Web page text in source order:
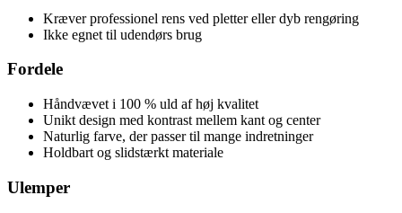
Kræver professionel rens ved pletter eller dyb rengøring
Ikke egnet til udendørs brug
Fordele
Håndvævet i 100 % uld af høj kvalitet
Unikt design med kontrast mellem kant og center
Naturlig farve, der passer til mange indretninger
Holdbart og slidstærkt materiale
Ulemper